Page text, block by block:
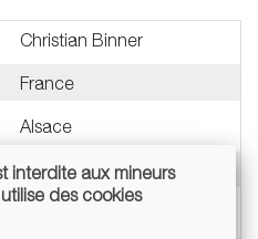
Christian Binner
France
Alsace
Vin Rouge
interdite aux mineurs
des cookies